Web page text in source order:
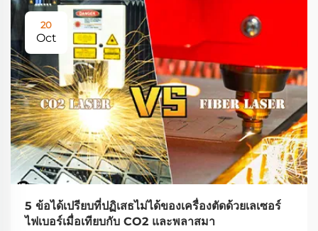
20
Oct
5 ข้อได้เปรียบที่ปฏิเสธไม่ได้ของเครื่องตัดด้วยเลเซอร์
ไฟเบอร์เมื่อเทียบกับ CO2 และพลาสมา